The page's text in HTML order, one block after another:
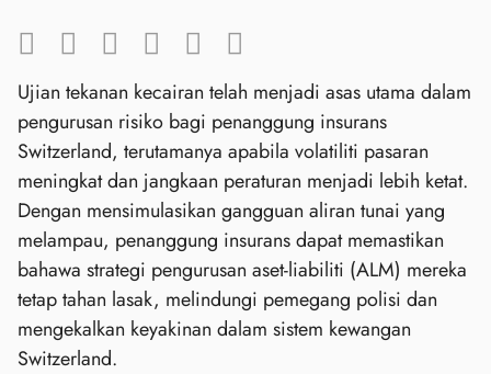
Ujian tekanan kecairan telah menjadi asas utama dalam
pengurusan risiko bagi penanggung insurans
Switzerland, terutamanya apabila volatiliti pasaran
meningkat dan jangkaan peraturan menjadi lebih ketat.
Dengan mensimulasikan gangguan aliran tunai yang
melampau, penanggung insurans dapat memastikan
bahawa strategi pengurusan aset‑liabiliti (ALM) mereka
tetap tahan lasak, melindungi pemegang polisi dan
mengekalkan keyakinan dalam sistem kewangan
Switzerland.